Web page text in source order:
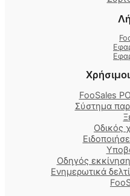
FooSales
Σύστημα
Οδικός
Οδηγός
Ενημερωτικά